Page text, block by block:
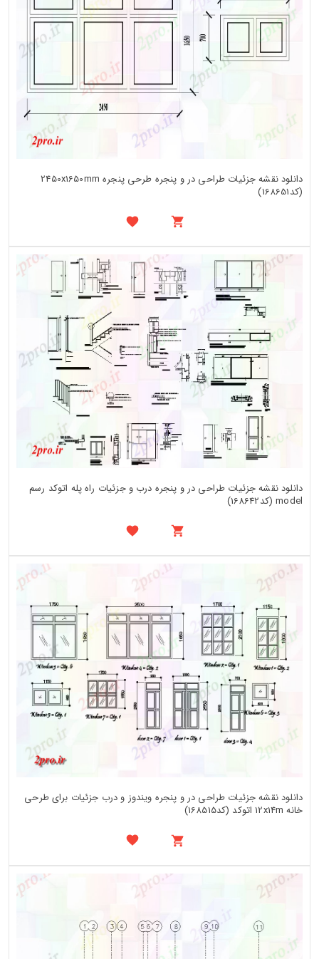
دانلود نقشه جزئیات طراحی در و پنجره طرحی پنجره 2450x1650mm
(کد168651)
دانلود نقشه جزئیات طراحی در و پنجره درب و جزئیات راه پله اتوکد رسم
model (کد168642)
دانلود نقشه جزئیات طراحی در و پنجره ویندوز و درب جزئیات برای طرحی
خانه 12x14m اتوکد (کد168515)